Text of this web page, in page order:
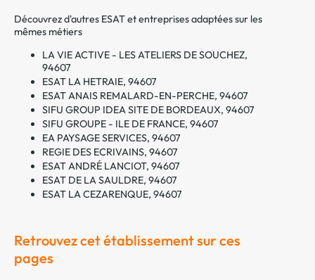
Découvrez d'autres ESAT et entreprises adaptées sur les
mêmes métiers
LA VIE ACTIVE - LES ATELIERS DE SOUCHEZ,
94607
ESAT LA HETRAIE, 94607
ESAT ANAIS REMALARD-EN-PERCHE, 94607
SIFU GROUP IDEA SITE DE BORDEAUX, 94607
SIFU GROUPE - ILE DE FRANCE, 94607
EA PAYSAGE SERVICES, 94607
REGIE DES ECRIVAINS, 94607
ESAT ANDRÉ LANCIOT, 94607
ESAT DE LA SAULDRE, 94607
ESAT LA CEZARENQUE, 94607
Retrouvez cet établissement sur ces
pages